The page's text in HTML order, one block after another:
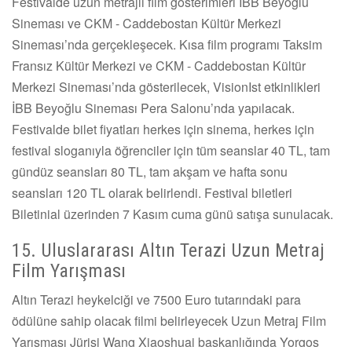
Sineması ve CKM - Caddebostan Kültür Merkezi
Sineması’nda gerçekleşecek. Kısa film programı Taksim
Fransız Kültür Merkezi ve CKM - Caddebostan Kültür
Merkezi Sineması’nda gösterilecek, VisionIst etkinlikleri
İBB Beyoğlu Sineması Pera Salonu’nda yapılacak.
Festivalde bilet fiyatları herkes için sinema, herkes için
festival sloganıyla öğrenciler için tüm seanslar 40 TL, tam
gündüz seansları 80 TL, tam akşam ve hafta sonu
seansları 120 TL olarak belirlendi. Festival biletleri
Biletinial üzerinden 7 Kasım cuma günü satışa sunulacak.
15. Uluslararası Altın Terazi Uzun Metraj
Film Yarışması
Altın Terazi heykelciği ve 7500 Euro tutarındaki para
ödülüne sahip olacak filmi belirleyecek Uzun Metraj Film
Yarışması Jürisi Wang Xiaoshuai başkanlığında Yorgos